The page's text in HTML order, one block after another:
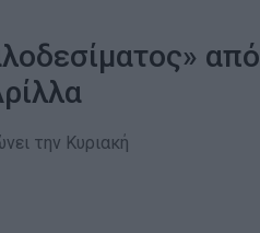
από
την Κυριακή